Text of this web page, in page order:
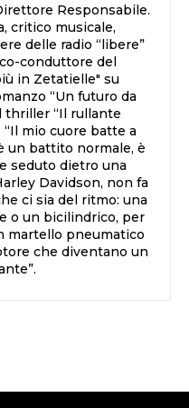
Responsabile.
critico musicale,
delle radio “libere”
conduttore del
in Zetatielle" su
“Un futuro da
thriller “Il rullante
mio cuore batte a
un battito normale, è
seduto dietro una
Davidson, non fa
ci sia del ritmo: una
o un bicilindrico, per
martello pneumatico
che diventano un